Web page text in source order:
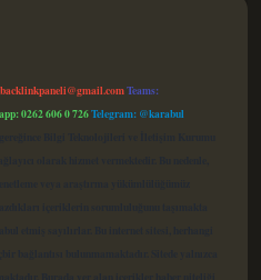
backlinkpaneli@gmail.comTeams:
0262 606 0 726Telegram: @karabul